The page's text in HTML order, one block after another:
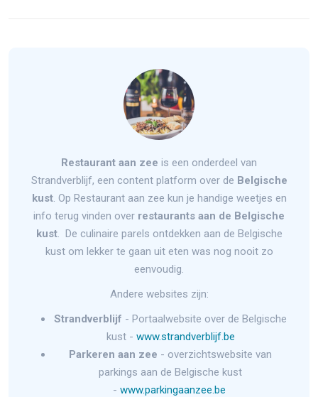
Restaurant aan zee is een onderdeel van
Strandverblijf, een content platform over de Belgische
kust. Op Restaurant aan zee kun je handige weetjes en
info terug vinden over restaurants aan de Belgische
kust. De culinaire parels ontdekken aan de Belgische
kust om lekker te gaan uit eten was nog nooit zo
eenvoudig.
Andere websites zijn:
Strandverblijf - Portaalwebsite over de Belgische
kust - www.strandverblijf.be
Parkeren aan zee - overzichtswebsite van
parkings aan de Belgische kust
- www.parkingaanzee.be